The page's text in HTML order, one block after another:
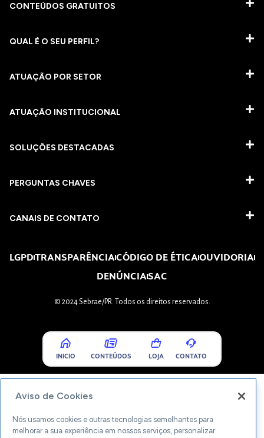
CONTEÚDOS GRATUITOS
QUAL É O SEU PERFIL?
ATUAÇÃO POR SETOR
ATUAÇÃO INSTITUCIONAL
SOLUÇÕES DESTACADAS
PERGUNTAS CHAVES​
CANAIS DE CONTATO
LGPDTRANSPARÊNCIACÓDIGO DE ÉTICAOUVIDORIA
DENÚNCIASAC
© 2024 Sebrae/PR. Todos os direitos reservados.
INICIO CONTEÚDOS LOJA CONTATO
Aviso de Cookies
Nós usamos cookies e outras tecnologias semelhantes para
melhorar a sua experiência em nossos serviços, personalizar